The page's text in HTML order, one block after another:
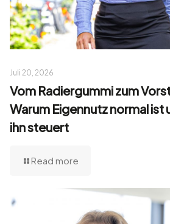
Juli 20, 2026
Vom Radiergummi zum
Warum Eigennutz normal ist
ihn steuert
Read more